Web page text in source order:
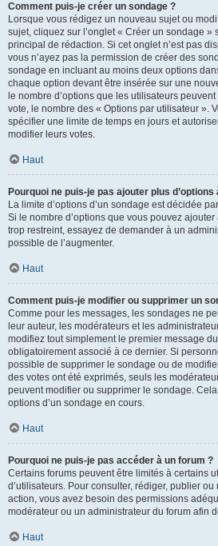
Comment puis-je créer un sondage ?
Lorsque vous rédigez un nouveau sujet ou
sujet, cliquez sur l’onglet « Créer un sondage »
principal de rédaction. Si cet onglet n’est pas
vous n’ayez pas la permission de créer des
sondage en incluant au moins deux options
chaque option devant être insérée sur une
le nombre d’options que les utilisateurs
vote, le nombre des « Options par utilisateur ».
spécifier une limite de temps en jours et
modifier leurs votes.
Haut
Pourquoi ne puis-je pas ajouter plus d’options
La limite d’options d’un sondage est décidée
Si le nombre d’options que vous pouvez
trop restreint, essayez de demander à un
possible de l’augmenter.
Haut
Comment puis-je modifier ou supprimer un
Comme pour les messages, les sondages ne
leur auteur, les modérateurs et les
modifiez tout simplement le premier message
obligatoirement associé à ce dernier. Si
possible de supprimer le sondage ou de
des votes ont été exprimés, seuls les
peuvent modifier ou supprimer le sondage.
options d’un sondage en cours.
Haut
Pourquoi ne puis-je pas accéder à un forum ?
Certains forums peuvent être limités à certains
d’utilisateurs. Pour consulter, rédiger, publier
action, vous avez besoin des permissions
modérateur ou un administrateur du forum afin
Haut